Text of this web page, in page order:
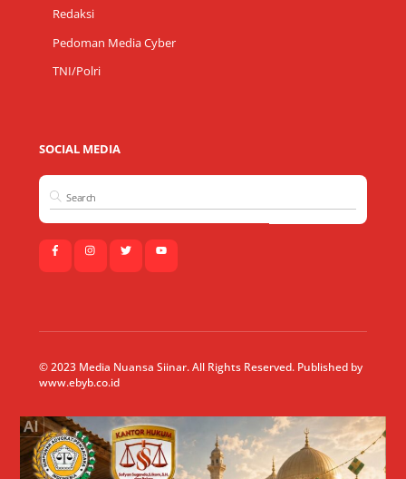
Redaksi
Pedoman Media Cyber
TNI/Polri
SOCIAL MEDIA
© 2023 Media Nuansa Siinar. All Rights Reserved. Published by
www.ebyb.co.id